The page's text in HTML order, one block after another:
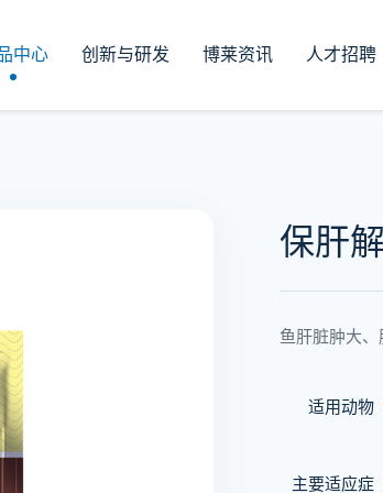
中心 创新与研发 博莱资讯 人才招聘
保肝
鱼肝脏肿大
适用动物
主要适应症